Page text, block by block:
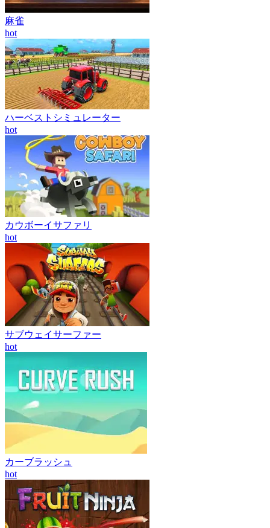
麻雀
hot
ハーベストシミュレーター
hot
カウボーイサファリ
hot
サブウェイサーファー
hot
カーブラッシュ
hot